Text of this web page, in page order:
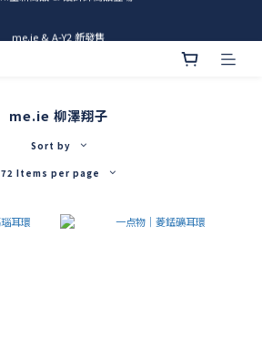
me.ie 柳澤翔子
Sort by
72 Items per page